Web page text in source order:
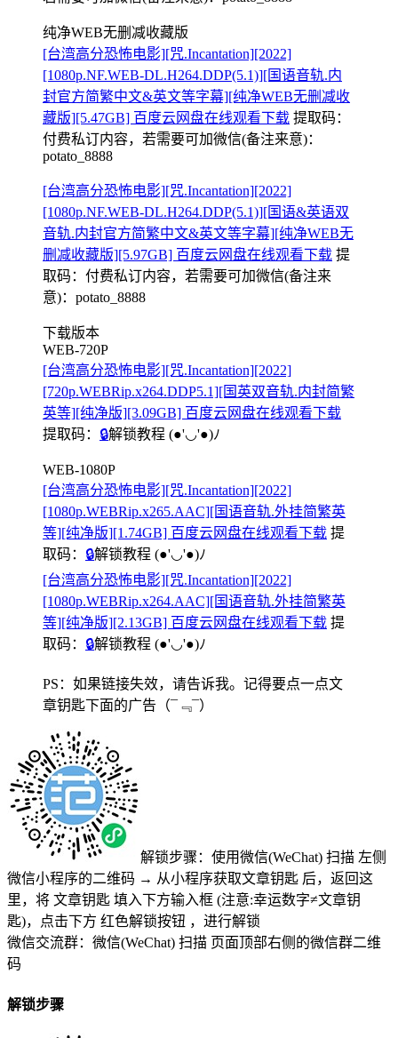
纯净WEB无删减收藏版
[台湾高分恐怖电影][咒.Incantation][2022]
[1080p.NF.WEB-DL.H264.DDP(5.1)][国语音轨.内
封官方简繁中文&英文等字幕][纯净WEB无删减收
藏版][5.47GB] 百度云网盘在线观看下载 提取码：
付费私订内容，若需要可加微信(备注来意)：
potato_8888
[台湾高分恐怖电影][咒.Incantation][2022]
[1080p.NF.WEB-DL.H264.DDP(5.1)][国语&英语双
音轨.内封官方简繁中文&英文等字幕][纯净WEB无
删减收藏版][5.97GB] 百度云网盘在线观看下载 提
取码： 付费私订内容，若需要可加微信(备注来
意)：potato_8888
下载版本
WEB-720P
[台湾高分恐怖电影][咒.Incantation][2022]
[720p.WEBRip.x264.DDP5.1][国英双音轨.内封简繁
英等][纯净版][3.09GB] 百度云网盘在线观看下载
提取码： 🔒解锁教程 (●'◡'●)ﾉ
WEB-1080P
[台湾高分恐怖电影][咒.Incantation][2022]
[1080p.WEBRip.x265.AAC][国语音轨.外挂简繁英
等][纯净版][1.74GB] 百度云网盘在线观看下载 提
取码： 🔒解锁教程 (●'◡'●)ﾉ
[台湾高分恐怖电影][咒.Incantation][2022]
[1080p.WEBRip.x264.AAC][国语音轨.外挂简繁英
等][纯净版][2.13GB] 百度云网盘在线观看下载 提
取码： 🔒解锁教程 (●'◡'●)ﾉ
PS：如果链接失效，请告诉我。记得要点一点文
章钥匙下面的广告 （¯﹃¯）
解锁步骤：使用微信(WeChat) 扫描 左侧
微信小程序的二维码 → 从小程序获取文章钥匙 后，返回这
里，将 文章钥匙 填入下方输入框 (注意:幸运数字≠文章钥
匙)，点击下方 红色解锁按钮 ，进行解锁
微信交流群：微信(WeChat) 扫描 页面顶部右侧的微信群二维
码
解锁步骤